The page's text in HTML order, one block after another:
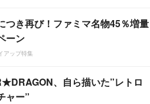
つき再び！ファミマ名物45％増量
ーン
アップ特集
、自ら描いた”レトロ
ャー”